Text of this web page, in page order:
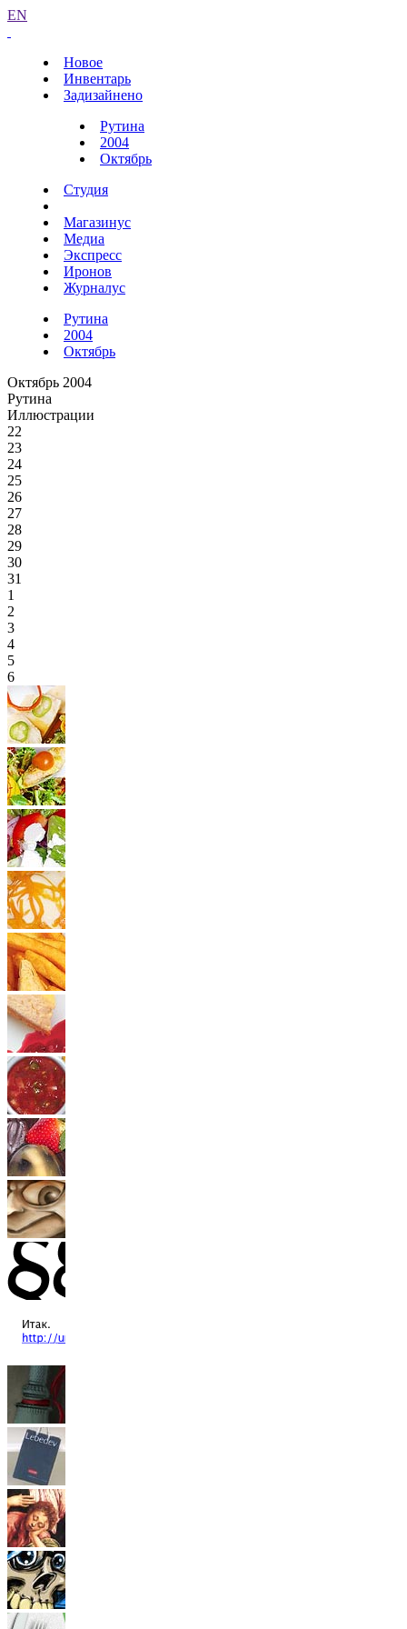
EN
Новое
Инвентарь
Задизайнено
Рутина
2004
Октябрь
Студия
Магазинус
Медиа
Экспресс
Иронов
Журналус
Рутина
2004
Октябрь
Октябрь 2004
Рутина
Иллюстрации
22
23
24
25
26
27
28
29
30
31
1
2
3
4
5
6